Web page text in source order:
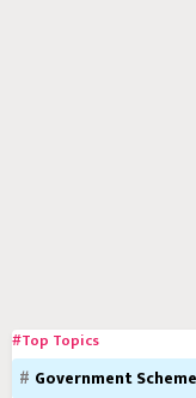
#Top Topics
Government